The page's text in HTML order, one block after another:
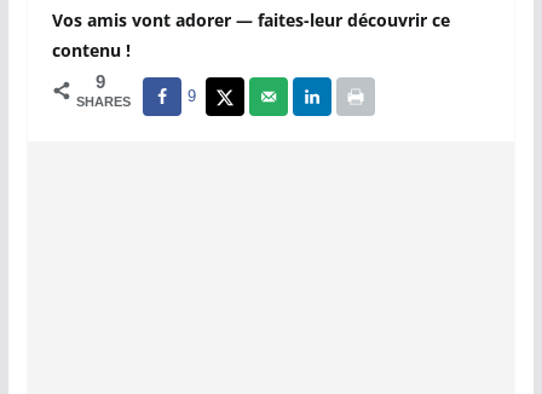
Vos amis vont adorer — faites-leur découvrir ce
contenu !
9
SHARES 9